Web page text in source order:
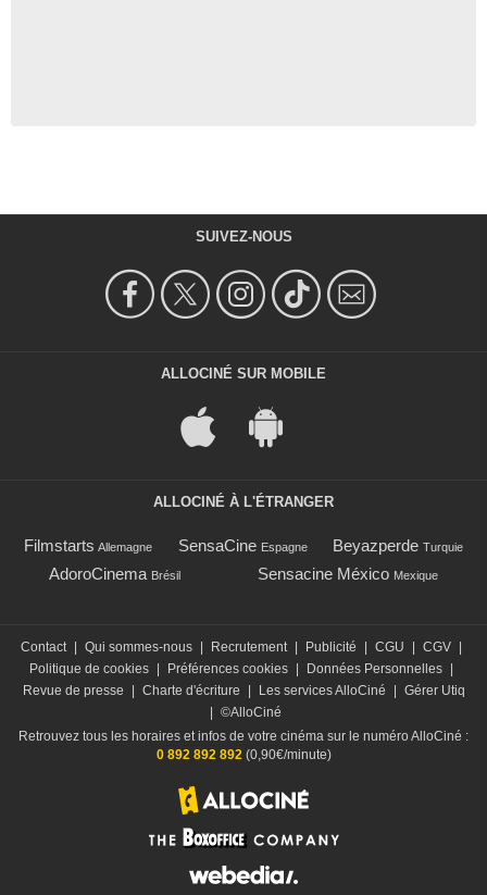
SUIVEZ-NOUS
ALLOCINÉ SUR MOBILE
ALLOCINÉ À L'ÉTRANGER
Filmstarts Allemagne SensaCine Espagne Beyazperde Turquie
AdoroCinema Brésil Sensacine México Mexique
Contact Qui sommes-nous Recrutement Publicité CGU CGV
Politique de cookies
Préférences cookies Données Personnelles
Revue de presse
Charte d'écriture Les services AlloCiné
Gérer Utiq
©AlloCiné
Retrouvez tous les horaires et infos de votre cinéma sur le numéro AlloCiné :
0 892 892 892(0,90€/minute)